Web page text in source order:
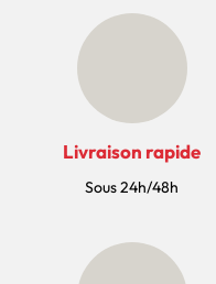
Livraison rapide
Sous 24h/48h